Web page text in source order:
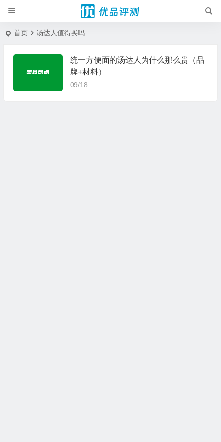
首页 汤达人值得买吗
统一方便面的汤达人为什么那么贵（品
牌+材料）
09/18